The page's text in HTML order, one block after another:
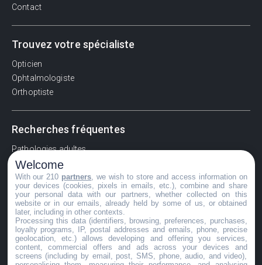
Contact
Trouvez votre spécialiste
Opticien
Ophtalmologiste
Orthoptiste
Recherches fréquentes
Pathologies adultes
Signes d'une urgence ophtalmologique
La vision
Acuité visuelle
Myosis / mydriase
Œdème oculaire
©GuideVue2024
Welcome
With our 210 partners , we wish to store and access information on
your devices (cookies, pixels in emails, etc.), combine and share
your personal data with our partners, whether collected on this
website or in our emails, already held by some of us, or obtained
later, including in other contexts.
Processing this data (identifiers, browsing, preferences, purchases,
loyalty programs, IP, postal addresses and emails, phone, precise
geolocation, etc.) allows developing and offering you services,
content, commercial offers and ads across your devices and
screens (including by email, post, SMS, phone, audio, and video),